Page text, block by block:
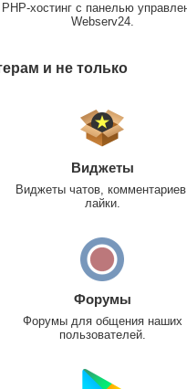
PHP-хостинг с панелью
Webserv24.
и не только
Виджеты
Виджеты чатов,
лайки.
Форумы
Форумы для общения наших
пользователей.